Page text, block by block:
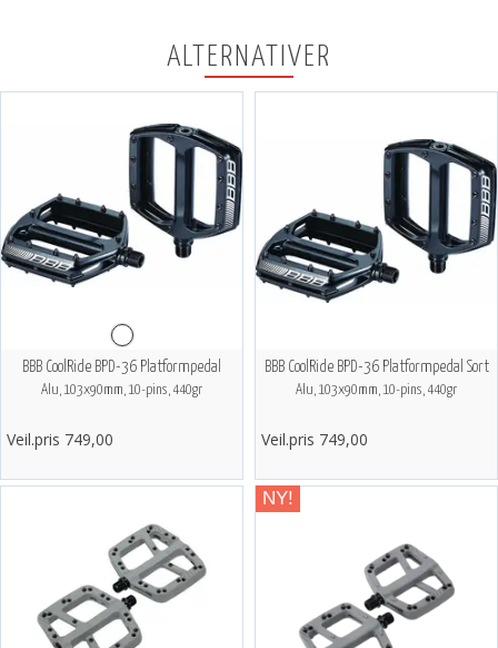
ALTERNATIVER
BBB CoolRide BPD-36 Platformpedal
Alu, 103x90mm, 10-pins, 440gr
Veil.pris 749,00
BBB CoolRide BPD-36 Platformpedal Sort
Alu, 103x90mm, 10-pins, 440gr
Veil.pris 749,00